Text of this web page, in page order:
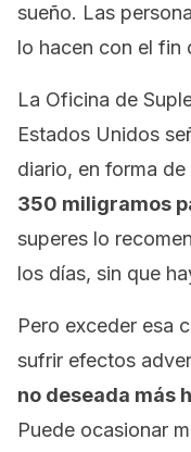
sueño. Las
lo hacen con el fin
La Oficina de
Estados Unidos
diario, en forma
350 miligramos
superes lo
los días, sin que
Pero exceder esa
sufrir efectos
no deseada más
Puede ocasionar